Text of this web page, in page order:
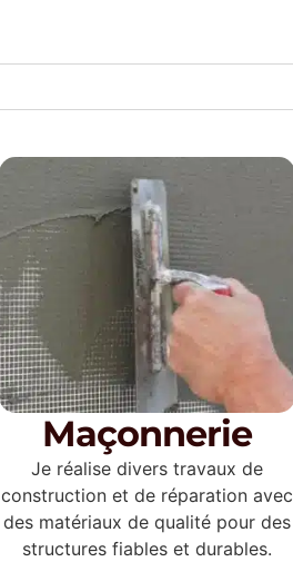
Maçonnerie
Je réalise divers travaux de
construction et de réparation avec
des matériaux de qualité pour des
structures fiables et durables.